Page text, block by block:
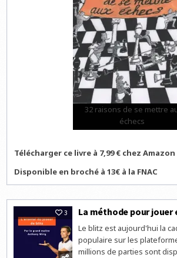
32 raisons de se mettre
échecs
Télécharger ce livre à 7,99 € chez Amazon
Disponible en broché à 13€ à la FNAC
3 La méthode pour jouer
Le blitz est aujourd'hui la
populaire sur les
millions de parties sont